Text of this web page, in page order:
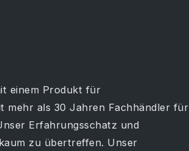
einem Produkt für
mehr als 30 Jahren Fachhändler für
Erfahrungsschatz und
zu übertreffen. Unser